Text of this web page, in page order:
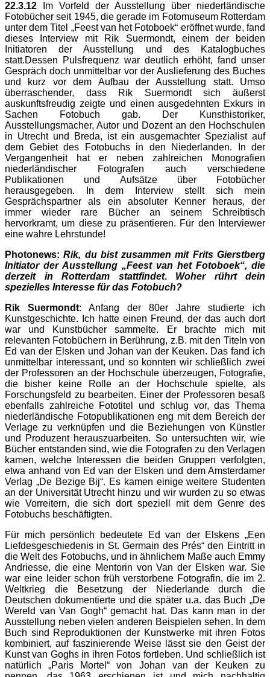
22.3.12 Im Vorfeld der Ausstellung über niederländische
Fotobücher seit 1945, die gerade im Fotomuseum Rotterdam
unter dem Titel „Feest van het Fotoboek“ eröffnet wurde, fand
dieses Interview mit Rik Suermondt, einem der beiden
Initiatoren der Ausstellung und des Katalogbuches
statt.Dessen Pulsfrequenz war deutlich erhöht, fand unser
Gespräch doch unmittelbar vor der Auslieferung des Buches
und kurz vor dem Aufbau der Ausstellung statt. Umso
überraschender, dass Rik Suermondt sich äußerst
auskunftsfreudig zeigte und einen ausgedehnten Exkurs in
Sachen Fotobuch gab. Der Kunsthistoriker,
Ausstellungsmacher, Autor und Dozent an den Hochschulen
in Utrecht und Breda, ist ein ausgemachter Spezialist auf
dem Gebiet des Fotobuchs in den Niederlanden. In der
Vergangenheit hat er neben zahlreichen Monografien
niederländischer Fotografen auch verschiedene
Publikationen und Aufsätze über Fotobücher
herausgegeben. In dem Interview stellt sich mein
Gesprächspartner als ein absoluter Kenner heraus, der
immer wieder rare Bücher an seinem Schreibtisch
hervorkramt, um diese zu präsentieren. Für den Interviewer
eine wahre Lehrstunde!
Photonews:Rik, du bist zusammen mit Frits Gierstberg
Initiator der Ausstellung „Feest van het Fotoboek“, die
derzeit in Rotterdam stattfindet. Woher rührt dein
spezielles Interesse für das Fotobuch?
Rik Suermondt: Anfang der 80er Jahre studierte ich
Kunstgeschichte. Ich hatte einen Freund, der das auch dort
war und Kunstbücher sammelte. Er brachte mich mit
relevanten Fotobüchern in Berührung, z.B. mit den Titeln von
Ed van der Elsken und Johan van der Keuken. Das fand ich
unmittelbar interessant, und so konnten wir schließlich zwei
der Professoren an der Hochschule überzeugen, Fotografie,
die bisher keine Rolle an der Hochschule spielte, als
Forschungsfeld zu bearbeiten. Einer der Professoren besaß
ebenfalls zahlreiche Fototitel und schlug vor, das Thema
niederländische Fotopublikationen eng mit dem Bereich der
Verlage zu verknüpfen und die Beziehungen von Künstler
und Produzent herauszuarbeiten. So untersuchten wir, wie
Bücher entstanden sind, wie die Fotografen zu den Verlagen
kamen, welche Interessen die beiden Gruppen verfolgten,
etwa anhand von Ed van der Elsken und dem Amsterdamer
Verlag „De Bezige Bij“. Es kamen einige weitere Studenten
an der Universität Utrecht hinzu und wir wurden zu so etwas
wie Vorreitern, die sich dort speziell mit dem Genre des
Fotobuchs beschäftigten.
Für mich persönlich bedeutete Ed van der Elskens „Een
Liefdesgeschiedenis in St. Germain des Prés“ den Eintritt in
die Welt des Fotobuchs, und in ähnlichem Maße auch Emmy
Andriesse, die eine Mentorin von Van der Elsken war. Sie
war eine leider schon früh verstorbene Fotografin, die im 2.
Weltkrieg die Besetzung der Niederlande durch die
Deutschen dokumentierte und die später u.a. das Buch „De
Wereld van Van Gogh“ gemacht hat. Das kann man in der
Ausstellung neben vielen anderen Beispielen sehen. In dem
Buch sind Reproduktionen der Kunstwerke mit ihren Fotos
kombiniert, auf faszinierende Weise lässt sie den Geist der
Kunst van Goghs in ihren Fotos fortleben. Und schließlich ist
natürlich „Paris Mortel“ von Johan van der Keuken zu